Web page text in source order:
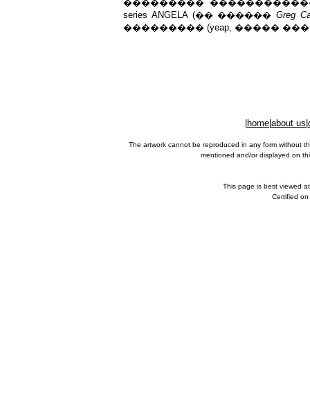
���������
series ANGELA (�� ������ Greg
��������� (yeap, �����
home about us
The artwork cannot be reproduced in any form without
mentioned and/or displayed on
This page is best viewed
Certified on